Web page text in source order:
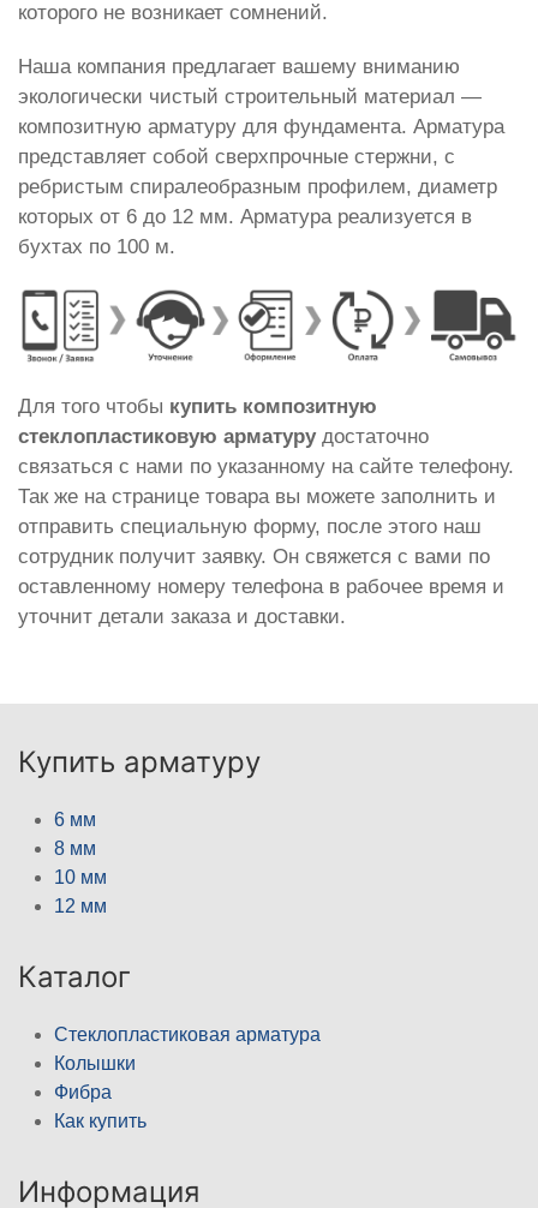
которого не возникает сомнений.
Наша компания предлагает вашему вниманию
экологически чистый строительный материал —
композитную арматуру для фундамента. Арматура
представляет собой сверхпрочные стержни, с
ребристым спиралеобразным профилем, диаметр
которых от 6 до 12 мм. Арматура реализуется в
бухтах по 100 м.
Для того чтобы купить композитную
стеклопластиковую арматурудостаточно
связаться с нами по указанному на сайте телефону.
Так же на странице товара вы можете заполнить и
отправить специальную форму, после этого наш
сотрудник получит заявку. Он свяжется с вами по
оставленному номеру телефона в рабочее время и
уточнит детали заказа и доставки.
Купить арматуру
6 мм
8 мм
10 мм
12 мм
Каталог
Стеклопластиковая арматура
Колышки
Фибра
Как купить
Информация